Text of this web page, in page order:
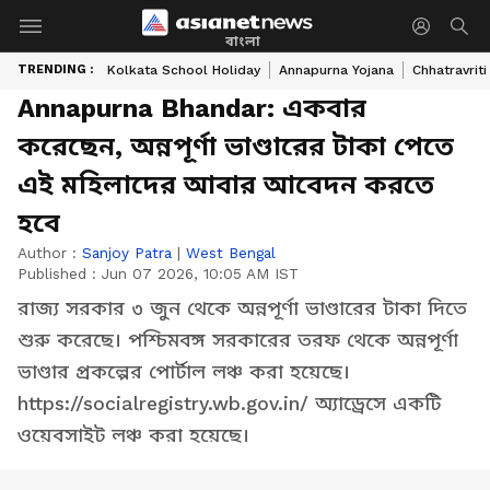
বাংলা
TRENDING : Kolkata School Holiday Annapurna Yojana Chhatravriti
Annapurna Bhandar: একবার
করেছেন, অন্নপূর্ণা ভাণ্ডারের টাকা পেতে
এই মহিলাদের আবার আবেদন করতে
হবে
Author : Sanjoy Patra | West Bengal
Published : Jun 07 2026, 10:05 AM IST
রাজ্য সরকার ৩ জুন থেকে অন্নপূর্ণা ভাণ্ডারের টাকা দিতে
শুরু করেছে। পশ্চিমবঙ্গ সরকারের তরফ থেকে অন্নপূর্ণা
ভাণ্ডার প্রকল্পের পোর্টাল লঞ্চ করা হয়েছে।
https://socialregistry.wb.gov.in/ অ্যাড্রেসে একটি
ওয়েবসাইট লঞ্চ করা হয়েছে।